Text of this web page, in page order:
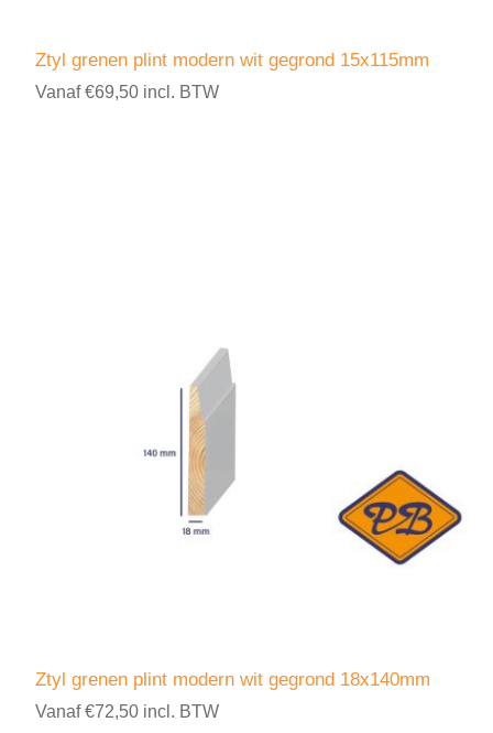
Ztyl grenen plint modern wit gegrond 15x115mm
Vanaf €69,50 incl. BTW
Ztyl grenen plint modern wit gegrond 18x140mm
Vanaf €72,50 incl. BTW